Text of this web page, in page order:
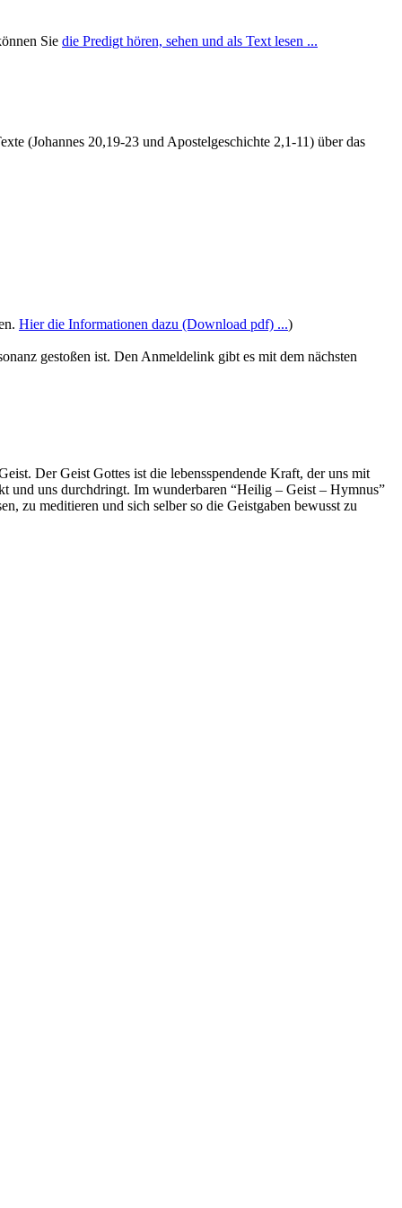
Sie die Predigt hören, sehen und als Text lesen ...
(Johannes 20,19-23 und Apostelgeschichte 2,1-11) über das
Hier die Informationen dazu (Download pdf) ...)
gestoßen ist. Den Anmeldelink gibt es mit dem nächsten
Der Geist Gottes ist die lebensspendende Kraft, der uns mit
und uns durchdringt. Im wunderbaren “Heilig – Geist – Hymnus”
zu meditieren und sich selber so die Geistgaben bewusst zu